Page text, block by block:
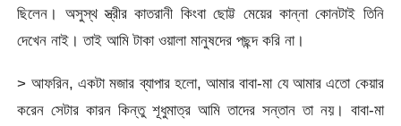
ছিলেন। অসুস্থ স্ত্রীর কাতরানী কিংবা ছোট্ট মেয়ের কান্না কোনটাই তিনি
দেখেন নাই। তাই আমি টাকা ওয়ালা মানুষদের পছন্দ করি না।
> আফরিন, একটা মজার ব্যাপার হলো, আমার বাবা-মা যে আমার এতো কেয়ার
করেন সেটার কারন কিন্তু শূধুমাত্র আমি তাদের সন্তান তা নয়। বাবা-মা